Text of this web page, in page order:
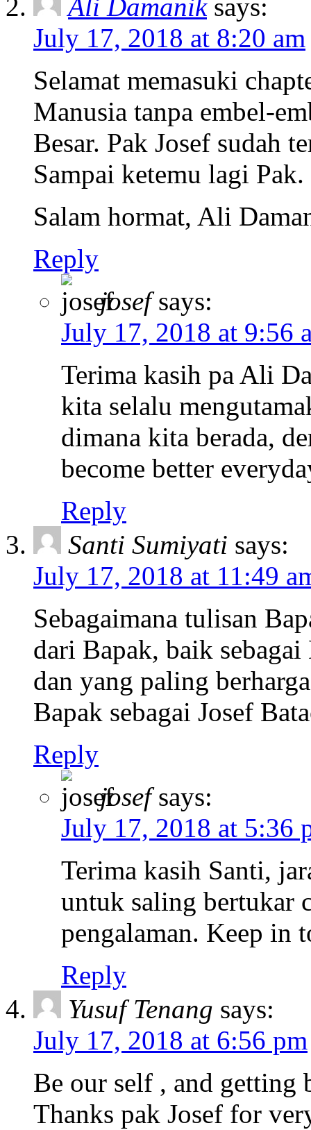
Ali Damanik says:
July 17, 2018 at 8:20 am
Selamat memasuki
Manusia tanpa embel-
Besar. Pak Josef sudah
Sampai ketemu lagi Pak.
Salam hormat, Ali
Reply
josef says:
July 17, 2018 at 9:56
Terima kasih pa Ali
kita selalu
dimana kita berada,
become better
Reply
Santi Sumiyati says:
July 17, 2018 at 11:49
Sebagaimana tulisan
dari Bapak, baik
dan yang paling
Bapak sebagai Josef
Reply
josef says:
July 17, 2018 at 5:36
Terima kasih Santi,
untuk saling bertukar
pengalaman. Keep in
Reply
Yusuf Tenang says:
July 17, 2018 at 6:56 pm
Be our self , and
Thanks pak Josef for